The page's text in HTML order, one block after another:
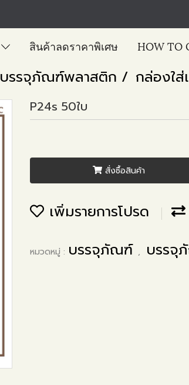
สินค้าลดราคาพิเศษ HOW TO
บรรจุภัณฑ์พลาสติก กล่องใส่
P24s 50ใบ
สั่งซื้อสินค้า
เพิ่มรายการโปรด
หมวดหมู่ : บรรจุภัณฑ์ , บรรจุ